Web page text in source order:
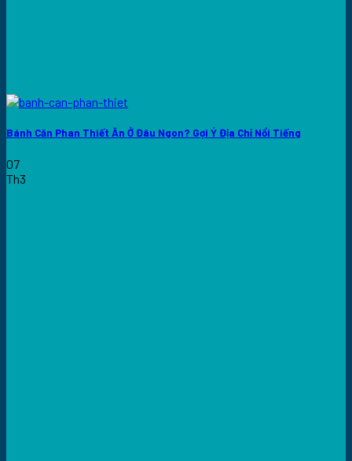
Bánh Căn Phan Thiết Ăn Ở Đâu Ngon? Gợi Ý Địa Chỉ Nổi Tiếng
07
Th3